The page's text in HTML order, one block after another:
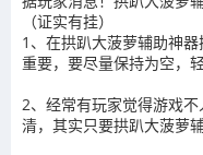
（证实有挂）
1、在拱趴大菠萝辅助神
重要，要尽量保持为空，
2、经常有玩家觉得游戏
清，其实只要拱趴大菠萝